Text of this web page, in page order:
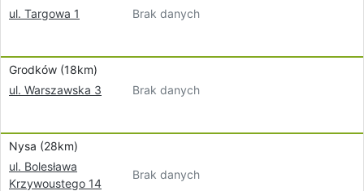
ul. Targowa 1
Brak danych
Grodków (18km)
ul. Warszawska 3
Brak danych
Nysa (28km)
ul. Bolesława
Krzywoustego 14
Brak danych